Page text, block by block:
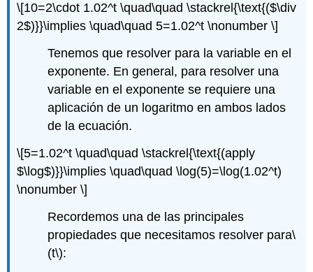
\[10=2\cdot 1.02^t \quad\quad \stackrel{\text{($\div
2$)}}\implies \quad\quad 5=1.02^t \nonumber \]
Tenemos que resolver para la variable en el
exponente. En general, para resolver una
variable en el exponente se requiere una
aplicación de un logaritmo en ambos lados
de la ecuación.
\[5=1.02^t \quad\quad \stackrel{\text{(apply
$\log$)}}\implies \quad\quad \log(5)=\log(1.02^t)
\nonumber \]
Recordemos una de las principales
propiedades que necesitamos resolver para\
(t\):